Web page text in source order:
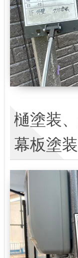
樋塗装
幕板塗装